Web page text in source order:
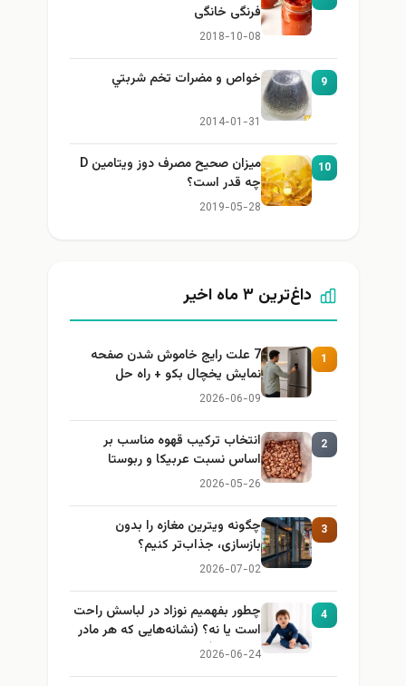
فرنگی خانگی
2018-10-08
9 خواص و مضرات تخم شربتي
2014-01-31
10
میزان صحیح مصرف دوز ویتامین D
چه قدر است؟
2019-05-28
داغ‌ترین ۳ ماه اخیر
1
7 علت رایج خاموش شدن صفحه
نمایش یخچال بکو + راه حل
2026-06-09
2
انتخاب ترکیب قهوه مناسب بر
اساس نسبت عربیکا و ربوستا
2026-05-26
3
چگونه ویترین مغازه را بدون
بازسازی، جذاب‌تر کنیم؟
2026-07-02
4
چطور بفهمیم نوزاد در لباسش راحت
است یا نه؟ (نشانه‌هایی که هر مادر
باید بداند)
2026-06-24